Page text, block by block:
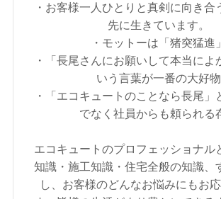
・お客様一人ひとりと真剣に向き合
先に生きています。
・モットーは「猪突猛進」
・「長尾さんにお願いして本当によ
いう言葉が一番の大好物
・「エコキュートのことなら長尾」
でなく社員からも頼られる
エコキュートのプロフェッショナル
知識・施工知識・住宅全般の知識、
し、お客様のどんなお悩みにもお